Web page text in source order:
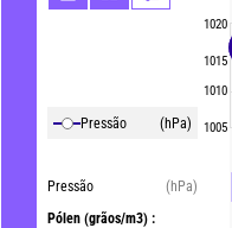
Pressão (hPa)
Pressão
(hPa)
Pólen (grãos/m3) :
1020
1015
1010
1005